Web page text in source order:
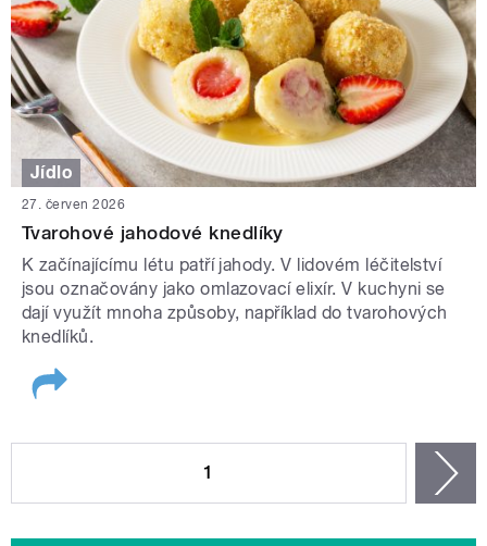
Jídlo
27. červen 2026
Tvarohové jahodové knedlíky
K začínajícímu létu patří jahody. V lidovém léčitelství
jsou označovány jako omlazovací elixír. V kuchyni se
dají využít mnoha způsoby, například do tvarohových
knedlíků.
1